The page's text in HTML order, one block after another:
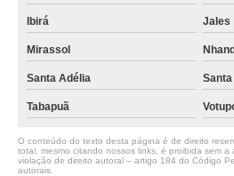
Ibirá Jales
Mirassol
Santa Adélia Santa
Tabapuã
O conteúdo do texto desta página é de direito
total, mesmo citando nossos links, é proibida sem a
violação de direito autoral – artigo 184 do Código
autorais